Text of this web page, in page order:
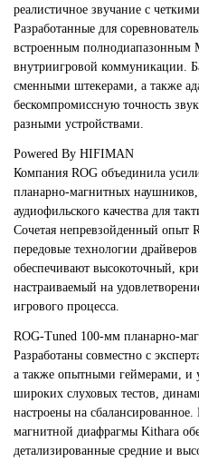
реалистичное звучание с
Разработанные для
встроенным полнодиапазонным
внутриигровой коммуникации.
сменными штекерами, а также
бескомпромиссную точность
разными устройствами.
Powered By HIFIMAN
Компания ROG объединила
планарно-магнитных наушников,
аудиофильского качества для
Сочетая непревзойденный опыт
передовые технологии
обеспечивают высокоточный,
настраиваемый на
игрового процесса.
ROG-Tuned 100-мм планарно-
Разработаны совместно с
а также опытными геймерами, и
широких слуховых тестов,
настроены на сбалансированное.
магнитной диафрагмы Kithara
детализированные средние и